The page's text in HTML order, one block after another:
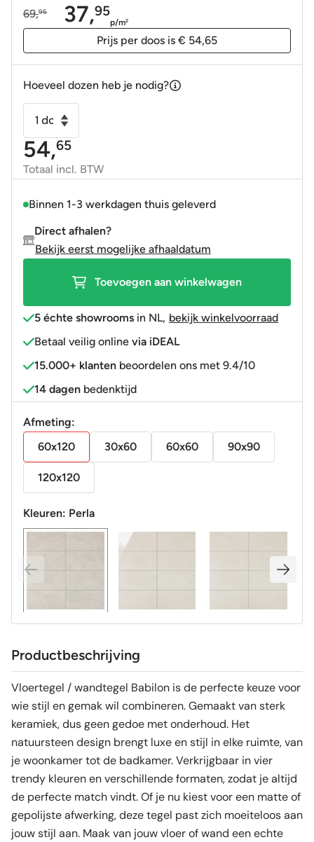
69,95
Oorspronkelijke
37,95
Huidige
p/m2
Prijs per doos is € 54,65
Hoeveel dozen heb je nodig?
Wandtegel
Babilon
perla
licht
mat
60x120
gerectificeerd
54,65
Totaal incl. BTW
Binnen 1-3 werkdagen thuis geleverd
Direct afhalen?
Bekijk eerst mogelijke afhaaldatum
Toevoegen aan winkelwagen
5 échte showrooms in NL, bekijk winkelvoorraad
Betaal veilig online via iDEAL
15.000+ klanten beoordelen ons met 9.4/10
14 dagen bedenktijd
Afmeting:
60x120
30x60 60x60 90x90
120x120
Kleuren: Perla
Productbeschrijving
Vloertegel / wandtegel Babilon is de perfecte keuze voor
wie stijl en gemak wil combineren. Gemaakt van sterk
keramiek, dus geen gedoe met onderhoud. Het
natuursteen design brengt luxe en stijl in elke ruimte, van
je woonkamer tot de badkamer. Verkrijgbaar in vier
trendy kleuren en verschillende formaten, zodat je altijd
de perfecte match vindt. Of je nu kiest voor een matte of
gepolijste afwerking, deze tegel past zich moeiteloos aan
jouw stijl aan. Maak van jouw vloer of wand een echte